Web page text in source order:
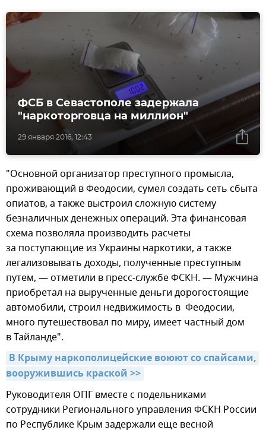
29 января 2016, 12:43
ФСБ в Севастополе задержала
"наркоторговца на миллион"
"Основной организатор преступного промысла,
проживающий в Феодосии, сумел создать сеть сбыта
опиатов, а также выстроил сложную систему
безналичных денежных операций. Эта финансовая
схема позволяла производить расчеты
за поступающие из Украины наркотики, а также
легализовывать доходы, полученные преступным
путем, — отметили в пресс-службе ФСКН. — Мужчина
приобретал на вырученные деньги дорогостоящие
автомобили, строил недвижимость в Феодосии,
много путешествовал по миру, имеет частный дом
в Тайланде".
В Крыму наркополицейские воюют со спайсами,
вооружившись краской >>
Руководителя ОПГ вместе с подельниками
сотрудники Регионального управления ФСКН России
по Республике Крым задержали еще весной